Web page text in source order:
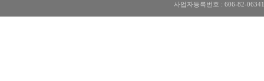
사업자등록번호 : 606-82-